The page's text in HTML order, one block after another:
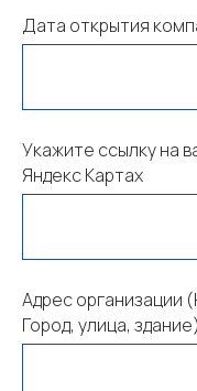
Дата открытия
Укажите ссылку на
Яндекс Картах
Адрес организации
Город, улица, здание)